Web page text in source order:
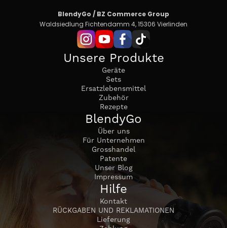
BlendyGo / BZ Commerce Group
Waldsiedlung Fichtendamm 4, 15306 Vierlinden
Unsere Produkte
Geräte
Sets
Ersatzlebensmittel
Zubehör
Rezepte
BlendyGo
Über uns
Für Unternehmen
Grosshandel
Patente
Unser Blog
Impressum
Hilfe
Kontakt
RÜCKGABEN UND REKLAMATIONEN
Lieferung